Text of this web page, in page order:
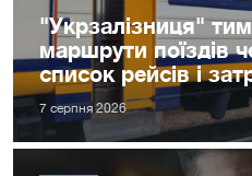
"Укрзалізниця"
маршрути поїздів
список рейсів і
7 серпня 2026